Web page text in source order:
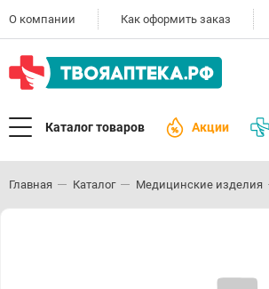
О компании Как оформить заказ
Каталог товаров Акции
Главная Каталог Медицинские изделия